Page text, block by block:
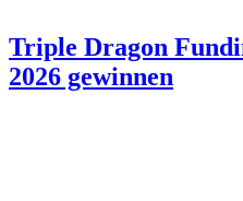
Triple Dragon
2026 gewinnen